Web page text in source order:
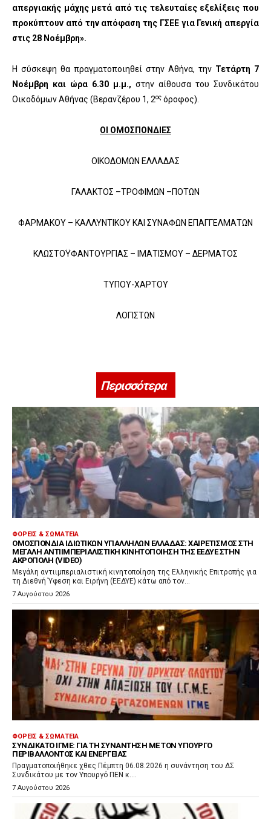
απεργιακής μάχης μετά από τις τελευταίες εξελίξεις που
προκύπτουν από την απόφαση της ΓΣΕΕ για Γενική απεργία
στις 28 Νοέμβρη».
Η σύσκεψη θα πραγματοποιηθεί στην Αθήνα, την Τετάρτη 7
Νοέμβρη και ώρα 6.30 μ.μ., στην αίθουσα του Συνδικάτου
Οικοδόμων Αθήνας (Βερανζέρου 1, 2ος όροφος).
ΟΙ ΟΜΟΣΠΟΝΔΙΕΣ
ΟΙΚΟΔΟΜΩΝ ΕΛΛΑΔΑΣ
ΓΑΛΑΚΤΟΣ –ΤΡΟΦΙΜΩΝ –ΠΟΤΩΝ
ΦΑΡΜΑΚΟΥ – ΚΑΛΛΥΝΤΙΚΟΥ ΚΑΙ ΣΥΝΑΦΩΝ ΕΠΑΓΓΕΛΜΑΤΩΝ
ΚΛΩΣΤΟΫΦΑΝΤΟΥΡΓΙΑΣ – ΙΜΑΤΙΣΜΟΥ – ΔΕΡΜΑΤΟΣ
ΤΥΠΟΥ-ΧΑΡΤΟΥ
ΛΟΓΙΣΤΩΝ
Περισσότερα
ΦΟΡΕΊΣ & ΣΩΜΑΤΕΊΑ
ΟΜΟΣΠΟΝΔΊΑ ΙΔΙΩΤΙΚΏΝ ΥΠΑΛΛΉΛΩΝ ΕΛΛΆΔΑΣ: ΧΑΙΡΕΤΙΣΜΌΣ ΣΤΗ
ΜΕΓΆΛΗ ΑΝΤΙΙΜΠΕΡΙΑΛΙΣΤΙΚΉ ΚΙΝΗΤΟΠΟΊΗΣΗ ΤΗΣ ΕΕΔΥΕ ΣΤΗΝ
ΑΚΡΌΠΟΛΗ (VIDEO)
Μεγάλη αντιιμπεριαλιστική κινητοποίηση της Ελληνικής Επιτροπής για
τη Διεθνή Ύφεση και Ειρήνη (ΕΕΔΥΕ) κάτω από τον...
7 Αυγούστου 2026
ΦΟΡΕΊΣ & ΣΩΜΑΤΕΊΑ
ΣΥΝΔΙΚΆΤΟ ΙΓΜΕ: ΓΙΑ ΤΗ ΣΥΝΆΝΤΗΣΗ ΜΕ ΤΟΝ ΥΠΟΥΡΓΌ
ΠΕΡΙΒΆΛΛΟΝΤΟΣ ΚΑΙ ΕΝΈΡΓΕΙΑΣ
Πραγματοποιήθηκε χθες Πέμπτη 06.08.2026 η συνάντηση του ΔΣ
Συνδικάτου με τον Υπουργό ΠΕΝ κ....
7 Αυγούστου 2026